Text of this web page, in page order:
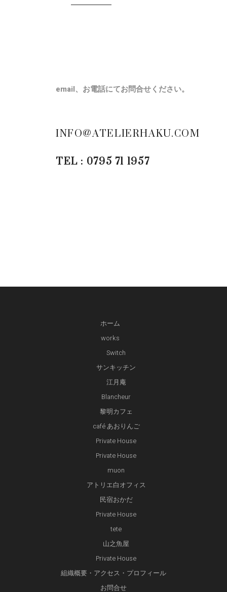
email、お電話にてお問合せください。
INFO@ATELIERHAKU.COM
TEL : 0795 71 1957
ホーム
works
Switch
サンキッチン
江月庵
Blancheur
黎明カフェ
café あおりんご
Private House
Private House
muon
アトリエ白オフィス
民宿おかだ
Private House
tete
山之魚屋
Private House
組織概要・アクセス・プロフィール
お問合せ